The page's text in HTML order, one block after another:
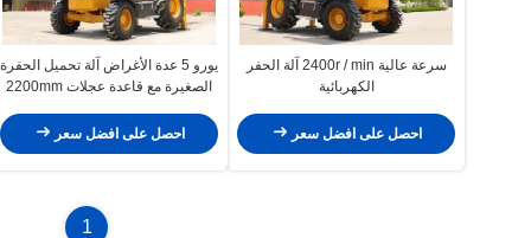
سرعة عالية 2400r / min آلة الحفر
الكهربائية
احصل على افضل سعر
يورو 5 عدة الأغراض آلة تحميل الحفرة
الصغيرة مع قاعدة عجلات 2200mm
احصل على افضل سعر
1